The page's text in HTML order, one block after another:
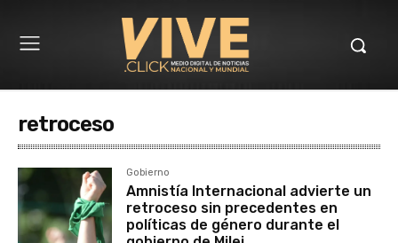
retroceso
Gobierno
Amnistía Internacional advierte un
retroceso sin precedentes en
políticas de género durante el